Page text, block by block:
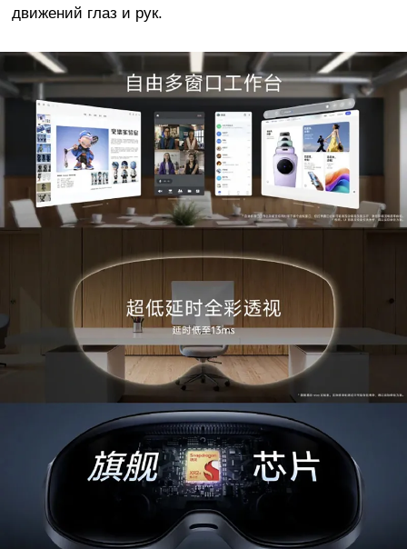
движений глаз и рук.